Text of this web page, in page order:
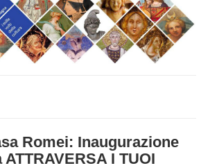
Romei: Inaugurazione
I TUOI